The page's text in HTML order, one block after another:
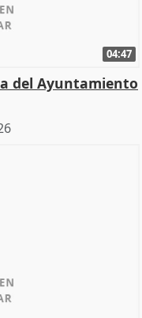
04:47
del Ayuntamiento